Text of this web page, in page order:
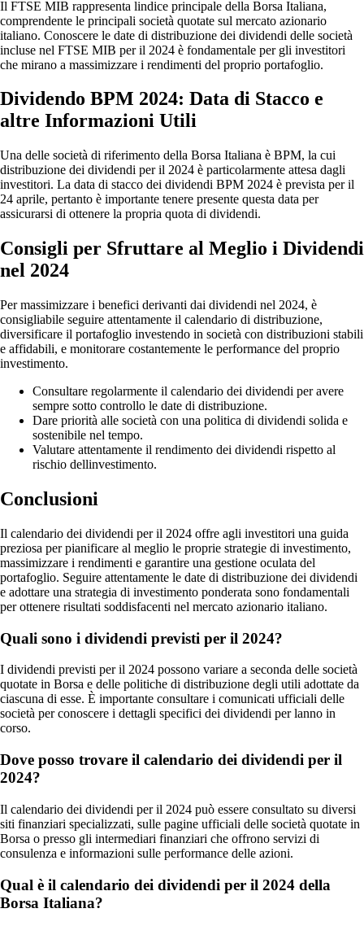
Il FTSE MIB rappresenta lindice principale della Borsa Italiana,
comprendente le principali società quotate sul mercato azionario
italiano. Conoscere le date di distribuzione dei dividendi delle società
incluse nel FTSE MIB per il 2024 è fondamentale per gli investitori
che mirano a massimizzare i rendimenti del proprio portafoglio.
Dividendo BPM 2024: Data di Stacco e
altre Informazioni Utili
Una delle società di riferimento della Borsa Italiana è BPM, la cui
distribuzione dei dividendi per il 2024 è particolarmente attesa dagli
investitori. La data di stacco dei dividendi BPM 2024 è prevista per il
24 aprile, pertanto è importante tenere presente questa data per
assicurarsi di ottenere la propria quota di dividendi.
Consigli per Sfruttare al Meglio i Dividendi
nel 2024
Per massimizzare i benefici derivanti dai dividendi nel 2024, è
consigliabile seguire attentamente il calendario di distribuzione,
diversificare il portafoglio investendo in società con distribuzioni stabili
e affidabili, e monitorare costantemente le performance del proprio
investimento.
Consultare regolarmente il calendario dei dividendi per avere
sempre sotto controllo le date di distribuzione.
Dare priorità alle società con una politica di dividendi solida e
sostenibile nel tempo.
Valutare attentamente il rendimento dei dividendi rispetto al
rischio dellinvestimento.
Conclusioni
Il calendario dei dividendi per il 2024 offre agli investitori una guida
preziosa per pianificare al meglio le proprie strategie di investimento,
massimizzare i rendimenti e garantire una gestione oculata del
portafoglio. Seguire attentamente le date di distribuzione dei dividendi
e adottare una strategia di investimento ponderata sono fondamentali
per ottenere risultati soddisfacenti nel mercato azionario italiano.
Quali sono i dividendi previsti per il 2024?
I dividendi previsti per il 2024 possono variare a seconda delle società
quotate in Borsa e delle politiche di distribuzione degli utili adottate da
ciascuna di esse. È importante consultare i comunicati ufficiali delle
società per conoscere i dettagli specifici dei dividendi per lanno in
corso.
Dove posso trovare il calendario dei dividendi per il
2024?
Il calendario dei dividendi per il 2024 può essere consultato su diversi
siti finanziari specializzati, sulle pagine ufficiali delle società quotate in
Borsa o presso gli intermediari finanziari che offrono servizi di
consulenza e informazioni sulle performance delle azioni.
Qual è il calendario dei dividendi per il 2024 della
Borsa Italiana?